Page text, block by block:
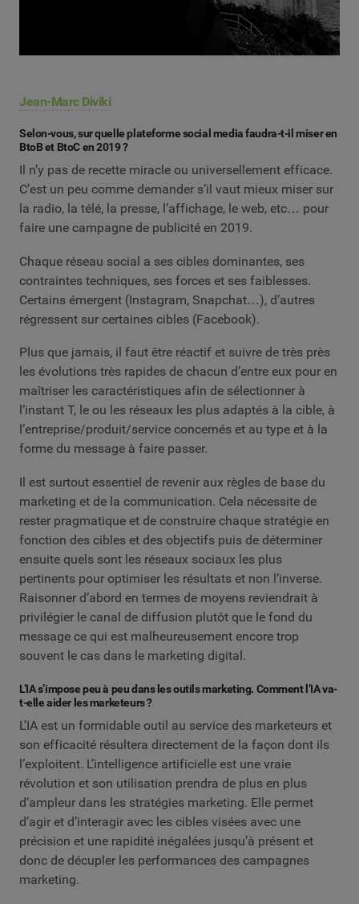
Jean-Marc Diviki
Selon-vous, sur quelle plateforme social media faudra-t-il miser en
BtoB et BtoC en 2019 ?
Il n’y pas de recette miracle ou universellement efficace.
C’est un peu comme demander s’il vaut mieux miser sur
la radio, la télé, la presse, l’affichage, le web, etc… pour
faire une campagne de publicité en 2019.
Chaque réseau social a ses cibles dominantes, ses
contraintes techniques, ses forces et ses faiblesses.
Certains émergent (Instagram, Snapchat…), d’autres
régressent sur certaines cibles (Facebook).
Plus que jamais, il faut être réactif et suivre de très près
les évolutions très rapides de chacun d’entre eux pour en
maîtriser les caractéristiques afin de sélectionner à
l’instant T, le ou les réseaux les plus adaptés à la cible, à
l’entreprise/produit/service concernés et au type et à la
forme du message à faire passer.
Il est surtout essentiel de revenir aux règles de base du
marketing et de la communication. Cela nécessite de
rester pragmatique et de construire chaque stratégie en
fonction des cibles et des objectifs puis de déterminer
ensuite quels sont les réseaux sociaux les plus
pertinents pour optimiser les résultats et non l’inverse.
Raisonner d’abord en termes de moyens reviendrait à
privilégier le canal de diffusion plutôt que le fond du
message ce qui est malheureusement encore trop
souvent le cas dans le marketing digital.
L’IA s’impose peu à peu dans les outils marketing. Comment l’IA va-
t-elle aider les marketeurs ?
L’IA est un formidable outil au service des marketeurs et
son efficacité résultera directement de la façon dont ils
l’exploitent. L’intelligence artificielle est une vraie
révolution et son utilisation prendra de plus en plus
d’ampleur dans les stratégies marketing. Elle permet
d’agir et d’interagir avec les cibles visées avec une
précision et une rapidité inégalées jusqu’à présent et
donc de décupler les performances des campagnes
marketing.